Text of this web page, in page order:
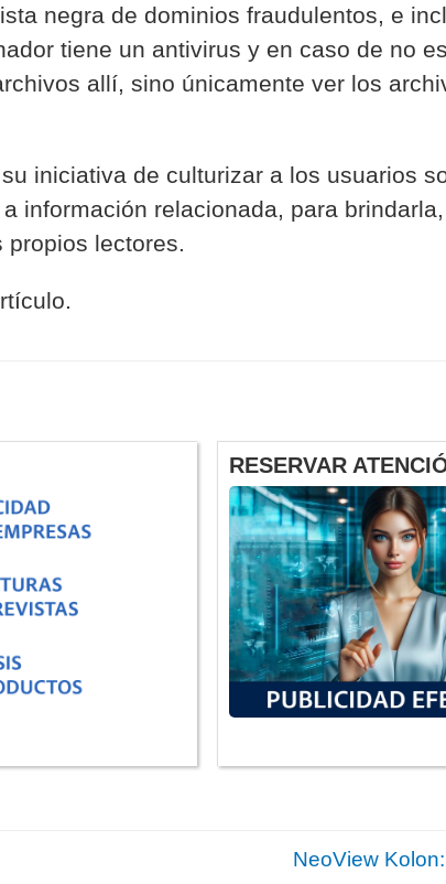
negra de dominios fraudulentos, e
tiene un antivirus y en caso de no
allí, sino únicamente ver los
iniciativa de culturizar a los usuarios
información relacionada, para
propios lectores.
RESERVAR
NeoView